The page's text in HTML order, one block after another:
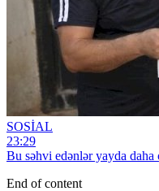
SOSİAL
23:29
Bu səhvi edənlər yayda
End of content